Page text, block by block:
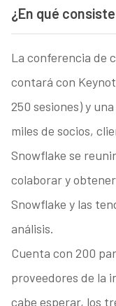
¿En qué
La conferencia de
contará con
250 sesiones) y
miles de socios,
Snowflake se
colaborar y
Snowflake y las
análisis.
Cuenta con 200
proveedores de la
cabe esperar, los